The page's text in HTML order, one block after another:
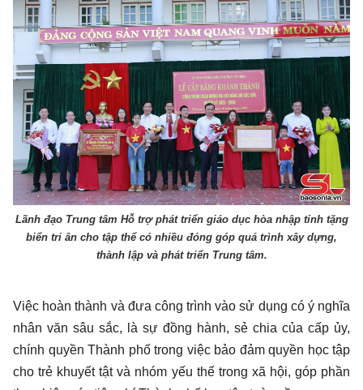
Lãnh đạo Trung tâm Hỗ trợ phát triển giáo dục hòa nhập tỉnh tặng
biển tri ân cho tập thể có nhiều đóng góp quá trình xây dựng,
thành lập và phát triển Trung tâm.
Việc hoàn thành và đưa công trình vào sử dụng có ý nghĩa
nhân văn sâu sắc, là sự đồng hành, sẻ chia của cấp ủy,
chính quyền Thành phố trong việc bảo đảm quyền học tập
cho trẻ khuyết tật và nhóm yếu thế trong xã hội, góp phần